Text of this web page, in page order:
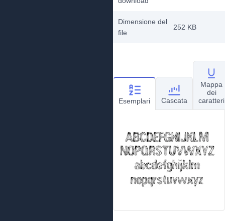
Dimensione del
file
252 KB
Esemplari Cascata
Mappa
dei
caratteri